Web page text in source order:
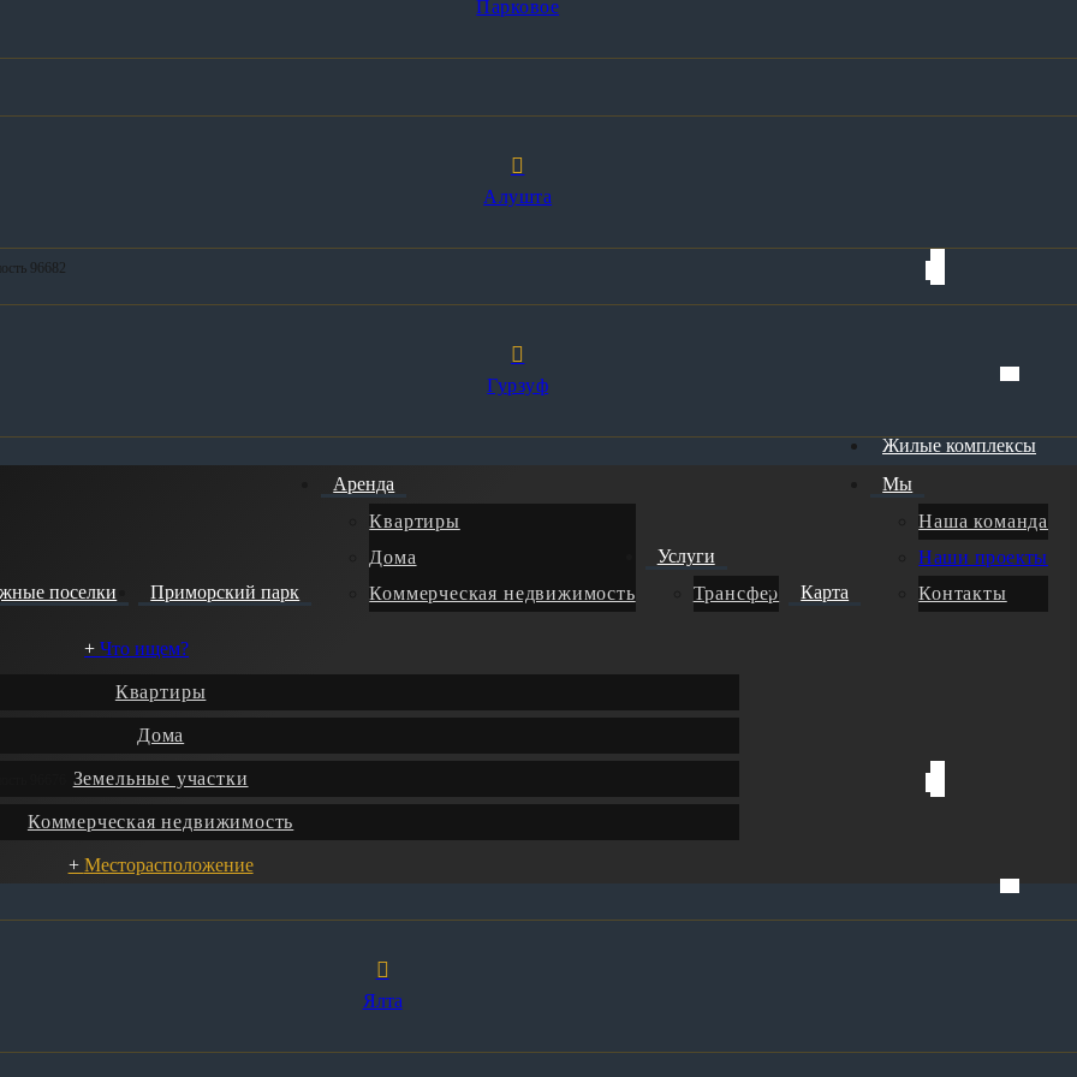
Парковое
Алушта
Гурзуф
Жилые комплексы
поселки Приморский парк
Аренда
Квартиры
Дома
Коммерческая недвижимость
Услуги
Трансфер
Карта
Мы
Наша команда
Наши проекты
Контакты
Что ищем?
Квартиры
Дома
Земельные участки
Коммерческая недвижимость
Месторасположение
Ялта
96682